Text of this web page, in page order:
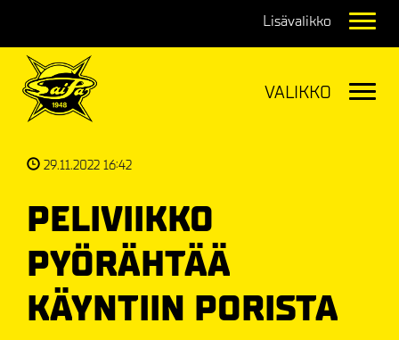
29.11.2022 16:42
PELIVIIKKO
PYÖRÄHTÄÄ
KÄYNTIIN PORISTA